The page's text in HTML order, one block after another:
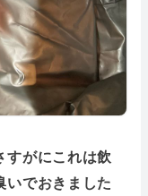
すがにこれは飲
いでおきました